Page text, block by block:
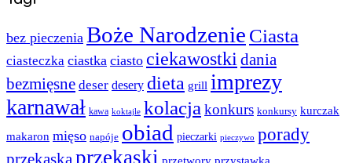
bez pieczenia Boże Narodzenie Ciasta
ciasteczka ciastka ciasto ciekawostki dania
bezmięsne deser desery dieta grill imprezy
karnawał kawa koktajle kolacja konkurs konkursy kurczak
makaron mięso napóje obiad pieczarki pieczywo porady
przekąskaprzekąski przystawka